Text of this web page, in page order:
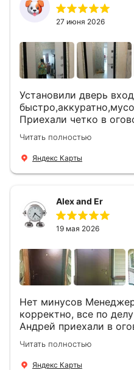
27 июня 2026
Установили дверь
Приехали четко в
вежливые,деликатные рабочие .Все
понравилось и дверь
Читать полностью
Яндекс Карты
Alex and Er
19 мая 2026
Нет минусов
корректно, все по
Андрей приехали в
Демонтировали
новую буквально за
+ нормальные цены
Читать полностью
Яндекс Карты